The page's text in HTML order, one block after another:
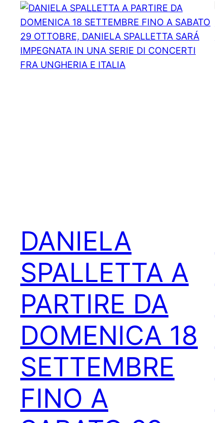
DANIELA
SPALLETTA A
PARTIRE DA
DOMENICA 18
SETTEMBRE
FINO A